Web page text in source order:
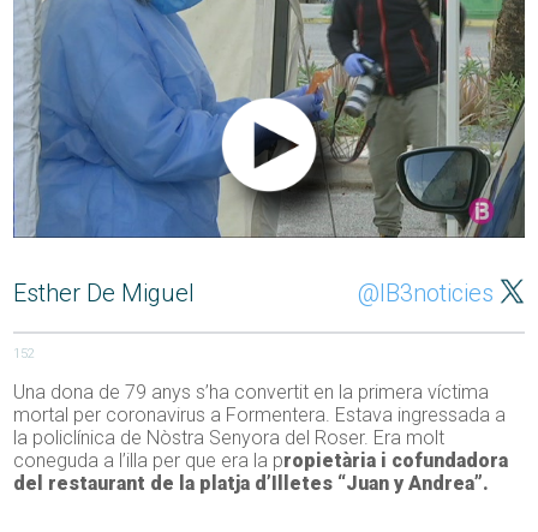
Esther De Miguel @IB3noticies
152
Una dona de 79 anys s’ha convertit en la primera víctima
mortal per coronavirus a Formentera. Estava ingressada a
la policlínica de Nòstra Senyora del Roser. Era molt
coneguda a l’illa per que era la propietària i cofundadora
del restaurant de la platja d’Illetes “Juan y Andrea”.